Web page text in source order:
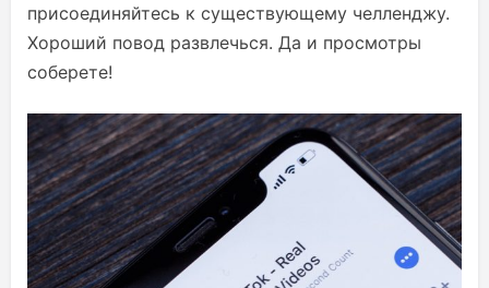
присоединяйтесь к существующему челленджу.
Хороший повод развлечься. Да и просмотры
соберете!